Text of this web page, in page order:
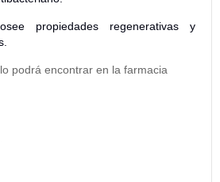
propiedades regenerativas y
podrá encontrar en la farmacia